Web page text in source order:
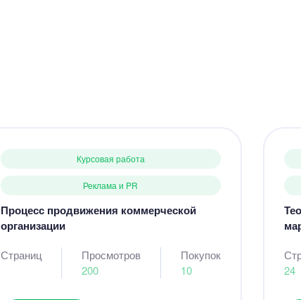
Курсовая работа
Реклама и PR
Процесс продвижения коммерческой
организации
Страниц
Просмотров
200
Покупок
10
24